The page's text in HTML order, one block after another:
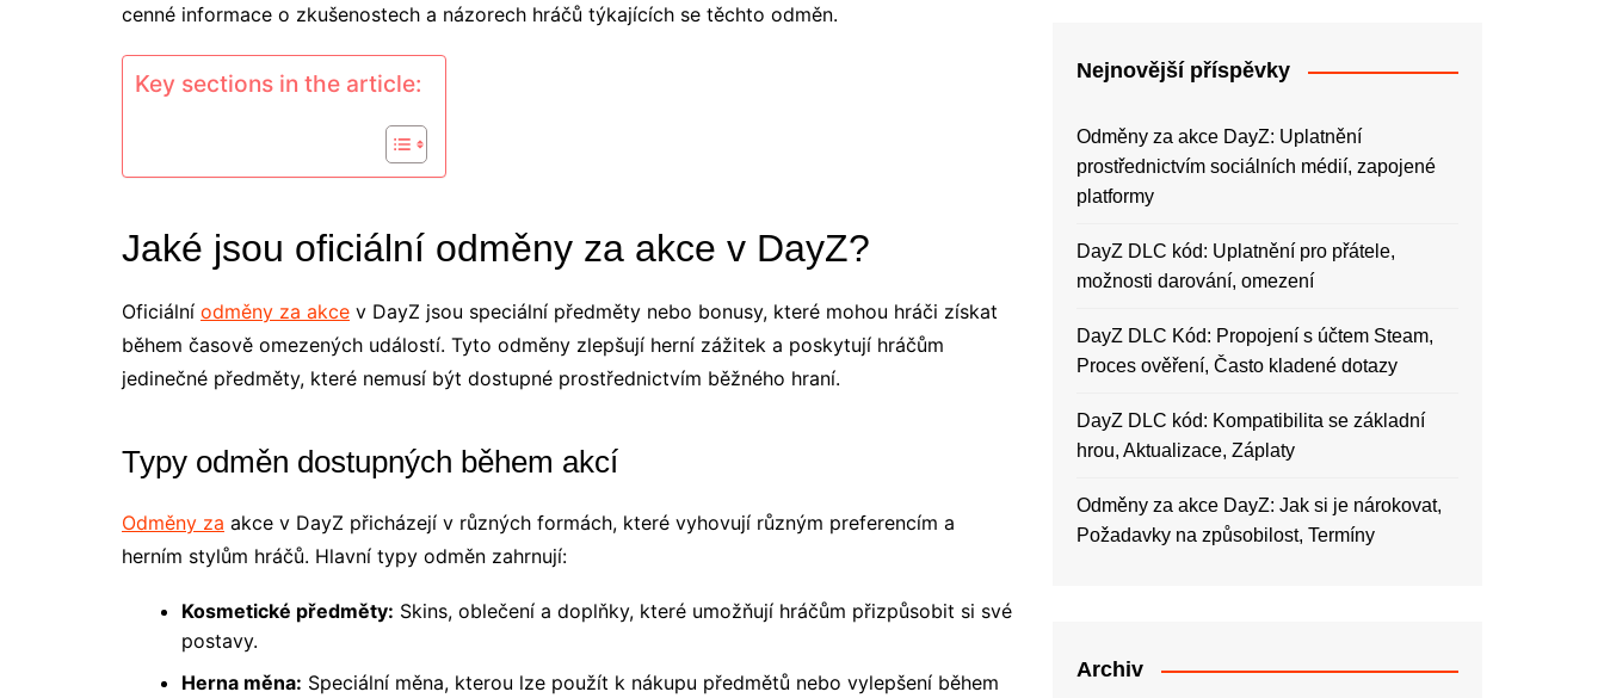
cenné informace o zkušenostech a názorech hráčů týkajících se těchto odměn.
Key sections in the article:
Jaké jsou oficiální odměny za akce v DayZ?
Oficiální odměny za akce v DayZ jsou speciální předměty nebo bonusy, které mohou hráči získat
během časově omezených událostí. Tyto odměny zlepšují herní zážitek a poskytují hráčům
jedinečné předměty, které nemusí být dostupné prostřednictvím běžného hraní.
Typy odměn dostupných během akcí
Odměny za akce v DayZ přicházejí v různých formách, které vyhovují různým preferencím a
herním stylům hráčů. Hlavní typy odměn zahrnují:
Kosmetické předměty: Skins, oblečení a doplňky, které umožňují hráčům přizpůsobit si své
postavy.
Herna měna: Speciální měna, kterou lze použít k nákupu předmětů nebo vylepšení během
Nejnovější příspěvky
Odměny za akce DayZ: Uplatnění
prostřednictvím sociálních médií, zapojené
platformy
DayZ DLC kód: Uplatnění pro přátele,
možnosti darování, omezení
DayZ DLC Kód: Propojení s účtem Steam,
Proces ověření, Často kladené dotazy
DayZ DLC kód: Kompatibilita se základní
hrou, Aktualizace, Záplaty
Odměny za akce DayZ: Jak si je nárokovat,
Požadavky na způsobilost, Termíny
Archiv